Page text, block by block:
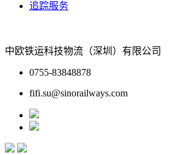
追踪服务
中欧铁运科技物流（深圳）有限公司
0755-83848878
fifi.su@sinorailways.com